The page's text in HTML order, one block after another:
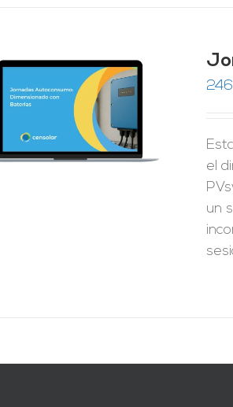
el
un